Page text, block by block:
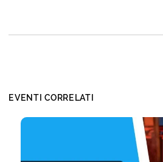
EVENTI CORRELATI